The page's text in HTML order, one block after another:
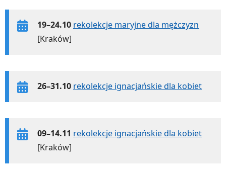
19–24.10 rekolekcje maryjne dla mężczyzn
[Kraków]
26–31.10 rekolekcje ignacjańskie dla kobiet
09–14.11 rekolekcje ignacjańskie dla kobiet
[Kraków]